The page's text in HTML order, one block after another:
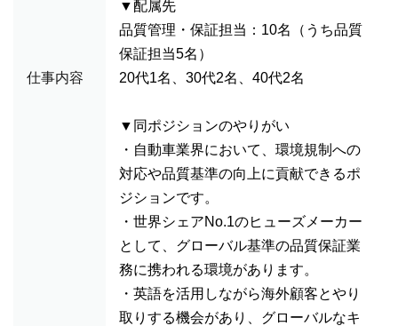
仕事内容
▼配属先
品質管理・保証担当：10名（うち品質
保証担当5名）
20代1名、30代2名、40代2名
▼同ポジションのやりがい
・自動車業界において、環境規制への
対応や品質基準の向上に貢献できるポ
ジションです。
・世界シェアNo.1のヒューズメーカー
として、グローバル基準の品質保証業
務に携われる環境があります。
・英語を活用しながら海外顧客とやり
取りする機会があり、グローバルなキ